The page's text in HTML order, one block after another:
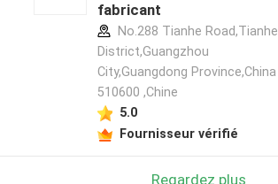
fabricant
No.288 Tianhe Road,Tianhe
District,Guangzhou
City,Guangdong Province,China
510600 ,Chine
5.0
Fournisseur vérifié
Regardez plus